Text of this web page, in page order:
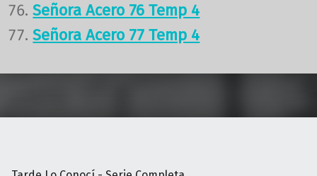
Señora Acero 76 Temp 4
Señora Acero 77 Temp 4